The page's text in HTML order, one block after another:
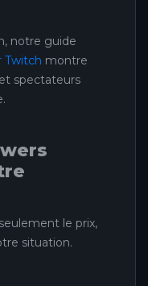
notre guide
Twitch montre
spectateurs
le prix,
situation.